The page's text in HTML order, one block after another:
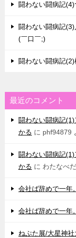
闘わない闘病記(4)
闘わない闘病記
(￣口￣;)
闘わない闘病記(2)
最近のコメント
闘わない闘病記
かる に phf94879
闘わない闘病記
かる に わたなべ
会社ば辞めで一年
会社ば辞めで一年
ねぷた展/大星神社